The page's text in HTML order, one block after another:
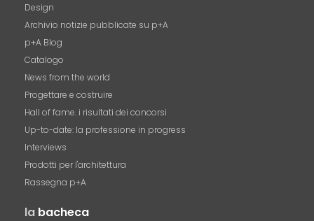
Design
Archivio notizie pubblicate su p+A
p+A Blog
Catalogo
News from the world
Progettare e costruire
Hall of fame. i risultati dei concorsi
Up-to-date: la professione in progress
Interviews
Prodotti per l'architettura
Rassegna p+A
la bacheca